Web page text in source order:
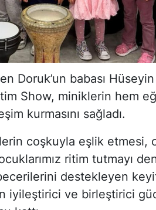
Doruk’un babası Hüseyin
Show, miniklerin hem
kurmasını sağladı.
coşkuyla eşlik etmesi,
ritim tutmayı
destekleyen
iyileştirici ve birleştirici